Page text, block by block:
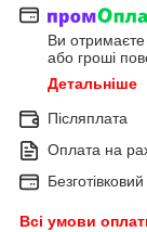
Ви
або гроші
Детальніше
Післяплата
Оплата на
Всі умови